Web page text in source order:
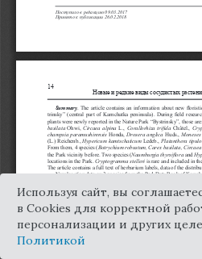
Используя сайт, вы
в Cookies для корректной
персонализации и других
Политикой